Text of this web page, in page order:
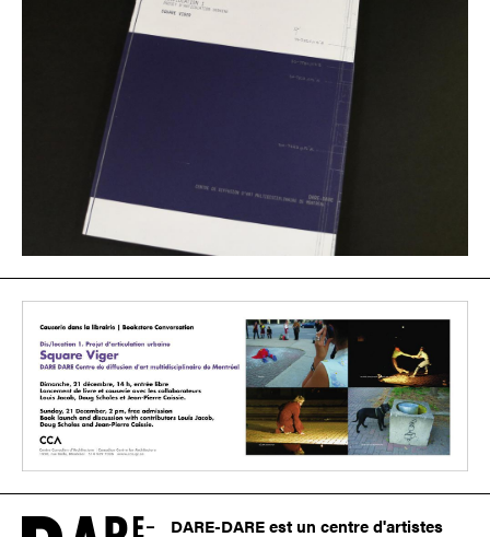
DARE-DARE est un centre d'artistes